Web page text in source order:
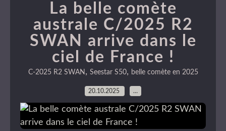
La belle comète
australe C/2025 R2
SWAN arrive dans le
ciel de France !
C-2025 R2 SWAN , Seestar S50, belle comète en 2025
20.10.2025 …